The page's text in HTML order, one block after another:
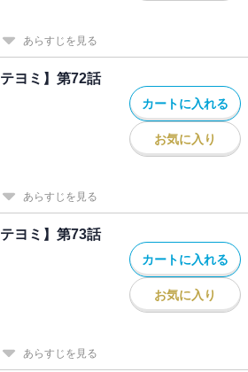
あらすじを見る
ヨミ】第72話
カートに入れる
お気に入り
あらすじを見る
ヨミ】第73話
カートに入れる
お気に入り
あらすじを見る